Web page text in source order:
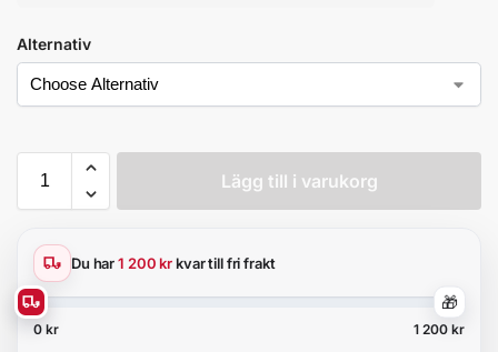
Alternativ
Lägg till i varukorg
Du har1 200 krkvar till fri frakt
🎁
0 kr 1 200 kr